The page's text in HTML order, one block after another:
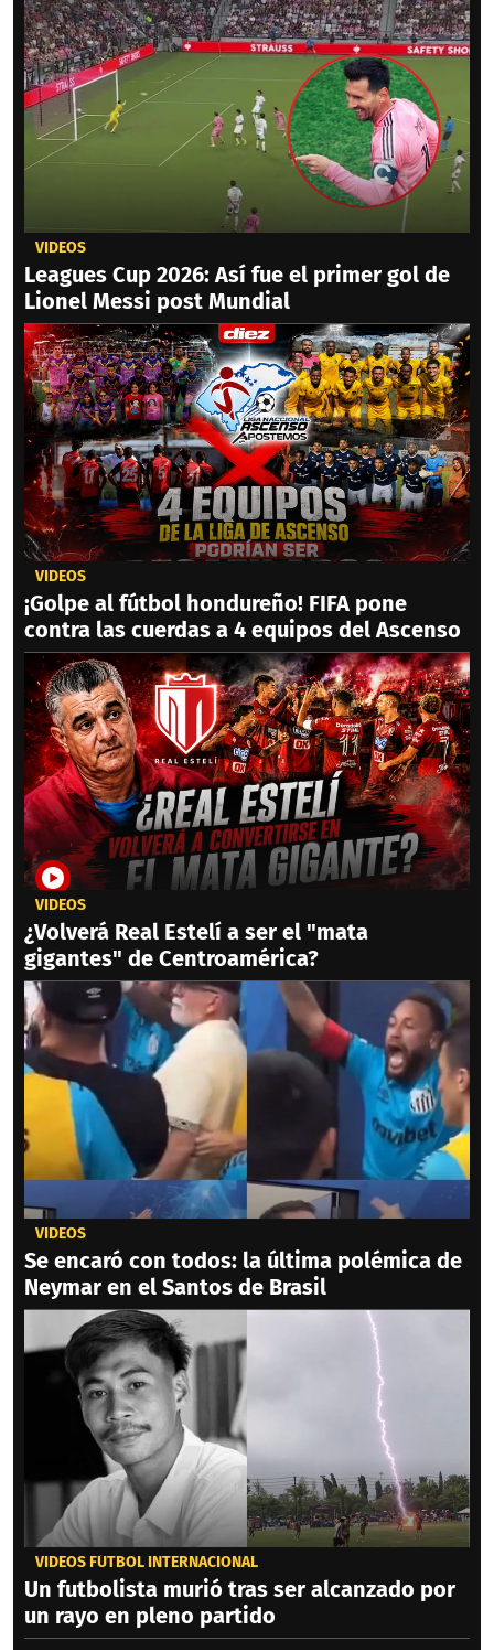
VIDEOS
Leagues Cup 2026: Así fue el primer gol de
Lionel Messi post Mundial
VIDEOS
¡Golpe al fútbol hondureño! FIFA pone
contra las cuerdas a 4 equipos del Ascenso
VIDEOS
¿Volverá Real Estelí a ser el "mata
gigantes" de Centroamérica?
VIDEOS
Se encaró con todos: la última polémica de
Neymar en el Santos de Brasil
VIDEOS FÚTBOL INTERNACIONAL
Un futbolista murió tras ser alcanzado por
un rayo en pleno partido